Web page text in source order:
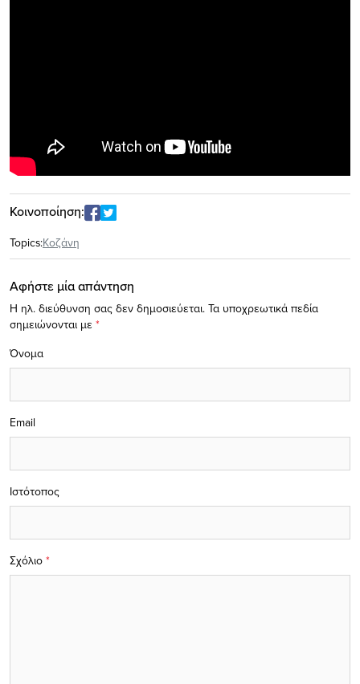
Κοινοποίηση:
Topics:Κοζάνη
Αφήστε μία απάντηση
Η ηλ. διεύθυνση σας δεν δημοσιεύεται. Τα υποχρεωτικά πεδία
σημειώνονται με *
Σχόλιο *
Όνομα
Email
Ιστότοπος